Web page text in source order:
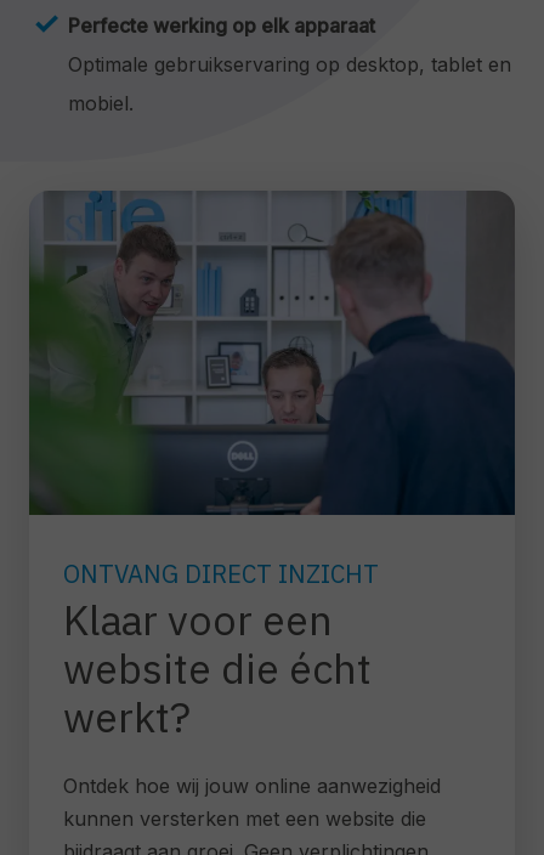
Perfecte werking op elk apparaat
Optimale gebruikservaring op desktop, tablet en
mobiel.
ONTVANG DIRECT INZICHT
Klaar voor een
website die écht
werkt?
Ontdek hoe wij jouw online aanwezigheid
kunnen versterken met een website die